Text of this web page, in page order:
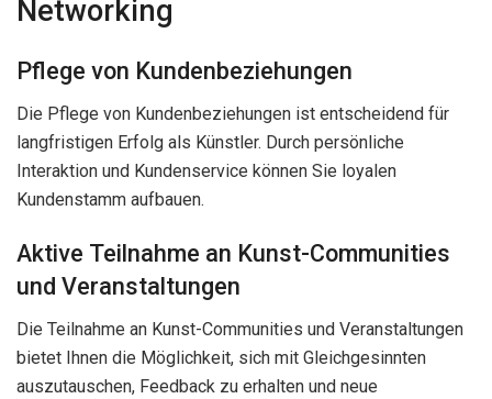
Networking
Pflege von Kundenbeziehungen
Die Pflege von Kundenbeziehungen ist entscheidend für
langfristigen Erfolg als Künstler. Durch persönliche
Interaktion und Kundenservice können Sie loyalen
Kundenstamm aufbauen.
Aktive Teilnahme an Kunst-Communities
und Veranstaltungen
Die Teilnahme an Kunst-Communities und Veranstaltungen
bietet Ihnen die Möglichkeit, sich mit Gleichgesinnten
auszutauschen, Feedback zu erhalten und neue